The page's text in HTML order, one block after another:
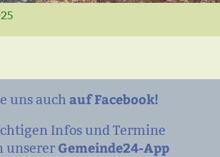
uns auch auf Facebook!
Infos und Termine
unserer Gemeinde24-App